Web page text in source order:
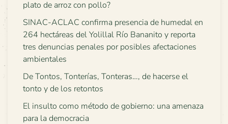
plato de arroz con pollo?
SINAC-ACLAC confirma presencia de humedal en
264 hectáreas del Yolillal Río Bananito y reporta
tres denuncias penales por posibles afectaciones
ambientales
De Tontos, Tonterías, Tonteras…, de hacerse el
tonto y de los retontos
El insulto como método de gobierno: una amenaza
para la democracia